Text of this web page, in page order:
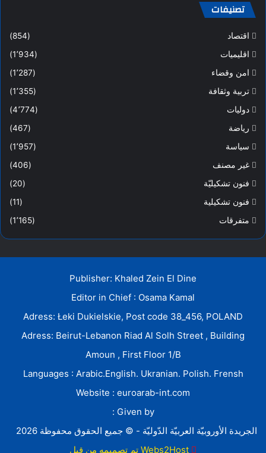
تصنيفات
اقتصاد
(854)
اقليميات
(1٬934)
امن وقضاء
(1٬287)
تربية وثقافة
(1٬355)
دوليات
(4٬774)
رياضة
(467)
سياسة
(1٬957)
غير مصنف
(406)
فنون تشكيليّة
(20)
فنون تشكيلية
(11)
متفرقات
(1٬165)
Publisher: Khaled Zein El Dine
Editor in Chief : Osama Kamal
Adress: Łeki Dukielskie, Post code 38_456, POLAND
Adress: Beirut-Lebanon Riad Al Solh Street , Building
Amoun , First Floor 1/B
Languages : Arabic.English. Ukranian. Polish. Frensh
Website : euroarab-int.com
Given by :
الجريدة الأوروبيّة العربيّة الدّوليّة - © جميع الحقوق محفوظة 2026
Webs2Host تم تصميمه من قِبل